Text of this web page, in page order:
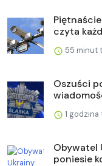
czyta
55 minut
Oszuści
1 godzina
Obywatel
poniesie